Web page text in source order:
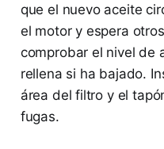
que el nuevo aceite
el motor y espera
comprobar el nivel de
rellena si ha bajado.
área del filtro y el
fugas.